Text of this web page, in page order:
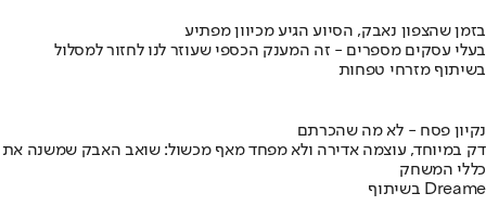
בזמן שהצפון נאבק, הסיוע הגיע מכיוון מפתיע
בעלי עסקים מספרים - זה המענק הכספי שעוזר לנו לחזור למסלול
בשיתוף מזרחי טפחות
נקיון פסח - לא מה שהכרתם
דק במיוחד, עוצמה אדירה ולא מפחד מאף מכשול: שואב האבק שמשנה את
כללי המשחק
בשיתוף Dreame